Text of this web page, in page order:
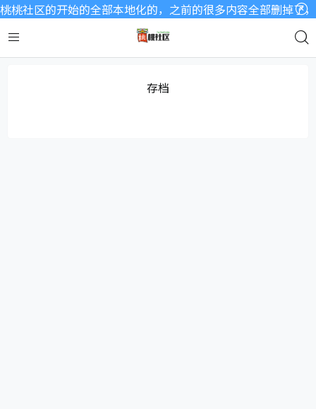
桃社区的开始的全部本地化的，之前的很多内容全部删掉了
存档